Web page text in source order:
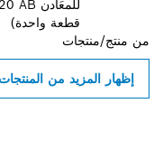
قطعة واحدة)
من منتج/منتجات
إظهار المزيد من المنتجات